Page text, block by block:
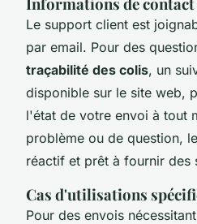
Le support client est
par email. Pour des
traçabilité des colis, un
disponible sur le site web,
l'état de votre envoi à tout
problème ou de question,
réactif et prêt à fournir des
Cas d'utilisations
Pour des envois